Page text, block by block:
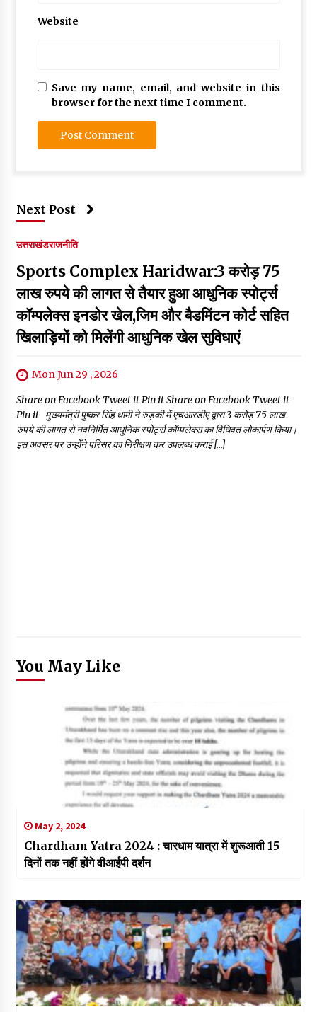
Website
Save my name, email, and website in this
browser for the next time I comment.
Next Post
उत्तराखंडराजनीति
Sports Complex Haridwar:3 करोड़ 75
लाख रुपये की लागत से तैयार हुआ आधुनिक स्पोर्ट्स
कॉम्पलेक्स इनडोर खेल,जिम और बैडमिंटन कोर्ट सहित
खिलाड़ियों को मिलेंगी आधुनिक खेल सुविधाएं
Mon Jun 29 , 2026
Share on Facebook Tweet it Pin it Share on Facebook Tweet it
Pin it मुख्यमंत्री पुष्कर सिंह धामी ने रुड़की में एचआरडीए द्वारा 3 करोड़ 75 लाख
रुपये की लागत से नवनिर्मित आधुनिक स्पोर्ट्स कॉम्पलेक्स का विधिवत लोकार्पण किया।
इस अवसर पर उन्होंने परिसर का निरीक्षण कर उपलब्ध कराई […]
You May Like
May 2, 2024
Chardham Yatra 2024 : चारधाम यात्रा में शुरूआती 15
दिनों तक नहीं होंगे वीआईपी दर्शन